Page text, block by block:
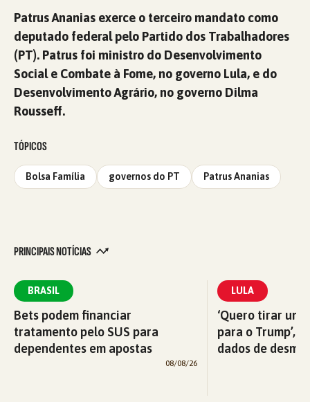
Patrus Ananias exerce o terceiro mandato como
deputado federal pelo Partido dos Trabalhadores
(PT). Patrus foi ministro do Desenvolvimento
Social e Combate à Fome, no governo Lula, e do
Desenvolvimento Agrário, no governo Dilma
Rousseff.
TÓPICOS
Bolsa Família governos do PT Patrus Ananias
PRINCIPAIS NOTÍCIAS
BRASIL
Bets podem financiar
tratamento pelo SUS para
dependentes em apostas
08/08/26
LULA
‘Quero tirar
para o Trump’,
dados de